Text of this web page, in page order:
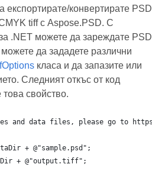
експортирате/конвертирате PSD
tiff с Aspose.PSD. С
.NET можете да зареждате PSD
да зададете различни
класа и да запазите или
Следният откъс от код
това свойство.
and data files, please go to
+ @"sample.psd";
+ @"output.tiff";